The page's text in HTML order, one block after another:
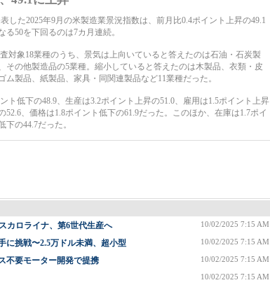
した2025年9月の米製造業景況指数は、前月比0.4ポイント上昇の49.1
50を下回るのは7カ月連続。
対象18業種のうち、景気は上向いていると答えたのは石油・石炭製
その他製造品の5業種。縮小していると答えたのは木製品、衣類・皮
製品、紙製品、家具・同関連製品など11業種だった。
ト低下の48.9、生産は3.2ポイント上昇の51.0、雇用は1.5ポイント上昇
52.6、価格は1.8ポイント低下の61.9だった。このほか、在庫は1.7ポイ
下の44.7だった。
10/02/2025 7:15 AM
カロライナ、第6世代生産へ
10/02/2025 7:15 AM
に挑戦〜2.5万ドル未満、超小型
10/02/2025 7:15 AM
不要モーター開発で提携
10/02/2025 7:15 AM